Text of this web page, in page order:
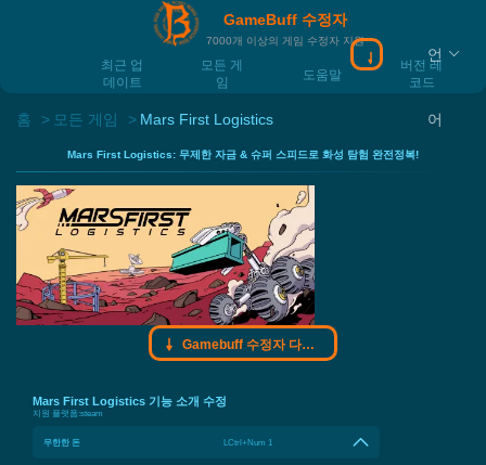
GameBuff 수정자
7000개 이상의 게임 수정자 지원
최근 업
데이트
모든 게
임
도움말
버전 레
코드
Gamebuff 수정
언
어
홈 모든 게임 Mars First Logistics
Mars First Logistics: 무제한 자금 & 슈퍼 스피드로 화성 탐험 완전정복!
Gamebuff 수정자 다운로드
Mars First Logistics 기능 소개 수정
지원 플랫폼:steam
무한한 돈 LCtrl+Num 1